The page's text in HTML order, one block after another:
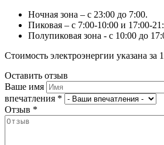
Ночная зона – с 23:00 до 7:00.
Пиковая – с 7:00-10:00 и 17:00-
Полупиковая зона - с 10:00 до
Стоимость электроэнергии указана за
Оставить отзыв
Ваше имя
впечатления *
Отзыв *